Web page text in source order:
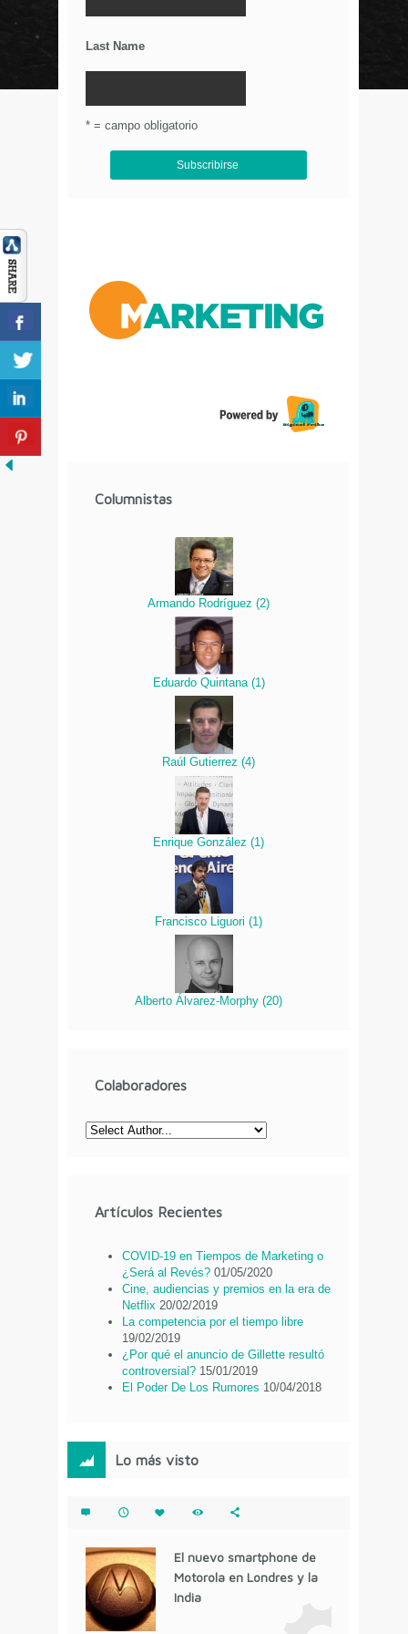
Last Name
* = campo obligatorio
Columnistas
Armando Rodríguez (2)
Eduardo Quintana (1)
Raúl Gutierrez (4)
Enrique González (1)
Francisco Liguori (1 )
Alberto Álvarez-Morphy (20)
Colaboradores
Artículos Recientes
COVID-19 en Tiempos de Marketing o
¿Será al Revés? 01/05/2020
Cine, audiencias y premios en la era de
Netflix 20/02/2019
La competencia por el tiempo libre
19/02/2019
¿Por qué el anuncio de Gillette resultó
controversial? 15/01/2019
El Poder De Los Rumores 10/04/2018
Lo más visto
El nuevo smartphone de
Motorola en Londres y la
India
© Circulo Marketing 2016. Todos los derechos
reservados.
Aviso de Privacidad